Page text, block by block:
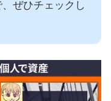
ぜひチェックし